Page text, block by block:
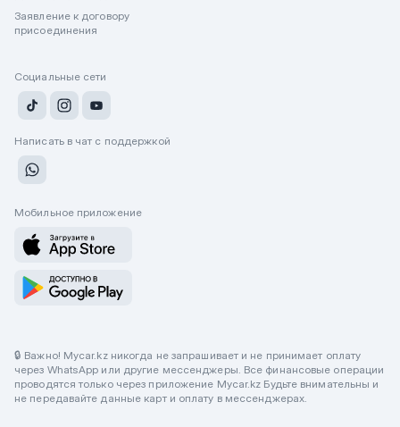
Заявление к договору
присоединения
Социальные сети
Написать в чат с поддержкой
Мобильное приложение
🔒 Важно! Mycar.kz никогда не запрашивает и не принимает оплату
через WhatsApp или другие мессенджеры. Все финансовые операции
проводятся только через приложение Mycar.kz Будьте внимательны и
не передавайте данные карт и оплату в мессенджерах.